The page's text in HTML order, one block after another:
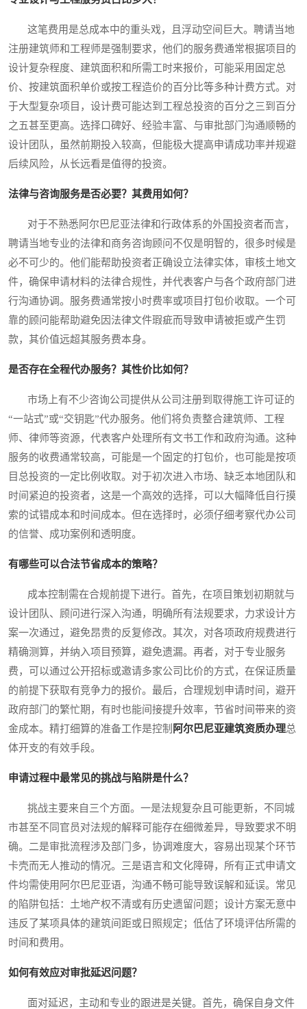
这笔费用是总成本中的重头戏，且浮动空间巨大。聘请当地
注册建筑师和工程师是强制要求，他们的服务费通常根据项目的
设计复杂程度、建筑面积和所需工时来报价，可能采用固定总
价、按建筑面积单价或按工程造价的百分比等多种计费方式。对
于大型复杂项目，设计费可能达到工程总投资的百分之三到百分
之五甚至更高。选择口碑好、经验丰富、与审批部门沟通顺畅的
设计团队，虽然前期投入较高，但能极大提高申请成功率并规避
后续风险，从长远看是值得的投资。
法律与咨询服务是否必要？其费用如何？
对于不熟悉阿尔巴尼亚法律和行政体系的外国投资者而言，
聘请当地专业的法律和商务咨询顾问不仅是明智的，很多时候是
必不可少的。他们能帮助投资者正确设立法律实体，审核土地文
件，确保申请材料的法律合规性，并代表客户与各个政府部门进
行沟通协调。服务费通常按小时费率或项目打包价收取。一个可
靠的顾问能帮助避免因法律文件瑕疵而导致申请被拒或产生罚
款，其价值远超其服务费本身。
是否存在全程代办服务？其性价比如何？
市场上有不少咨询公司提供从公司注册到取得施工许可证的
“一站式”或“交钥匙”代办服务。他们将负责整合建筑师、工程
师、律师等资源，代表客户处理所有文书工作和政府沟通。这种
服务的收费通常较高，可能是一个固定的打包价，也可能是按项
目总投资的一定比例收取。对于初次进入市场、缺乏本地团队和
时间紧迫的投资者，这是一个高效的选择，可以大幅降低自行摸
索的试错成本和时间成本。但在选择时，必须仔细考察代办公司
的信誉、成功案例和透明度。
有哪些可以合法节省成本的策略？
成本控制需在合规前提下进行。首先，在项目策划初期就与
设计团队、顾问进行深入沟通，明确所有法规要求，力求设计方
案一次通过，避免昂贵的反复修改。其次，对各项政府规费进行
精确测算，并纳入项目预算，避免遗漏。再者，对于专业服务
费，可以通过公开招标或邀请多家公司比价的方式，在保证质量
的前提下获取有竞争力的报价。最后，合理规划申请时间，避开
政府部门的繁忙期，有时也能间接提升效率，节省时间带来的资
金成本。精打细算的准备工作是控制 阿尔巴尼亚建筑资质办理总
体开支的有效手段。
申请过程中最常见的挑战与陷阱是什么？
挑战主要来自三个方面。一是法规复杂且可能更新，不同城
市甚至不同官员对法规的解释可能存在细微差异，导致要求不明
确。二是审批流程涉及部门多，协调难度大，容易出现某个环节
卡壳而无人推动的情况。三是语言和文化障碍，所有正式申请文
件均需使用阿尔巴尼亚语，沟通不畅可能导致误解和延误。常见
的陷阱包括：土地产权不清或有历史遗留问题；设计方案无意中
违反了某项具体的建筑间距或日照规定；低估了环境评估所需的
时间和费用。
如何有效应对审批延迟问题？
面对延迟，主动和专业的跟进是关键。首先，确保自身文件